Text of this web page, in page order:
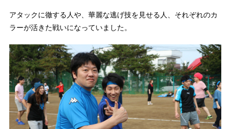
アタックに徹する人や、華麗な逃げ技を見せる人、それぞれのカ
ラーが活きた戦いになっていました。